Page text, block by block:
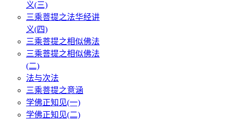
义(三)
三乘菩提之法华经讲
义(四)
三乘菩提之相似佛法
三乘菩提之相似佛法
(二)
法与次法
三乘菩提之意涵
学佛正知见(一)
学佛正知见(二)